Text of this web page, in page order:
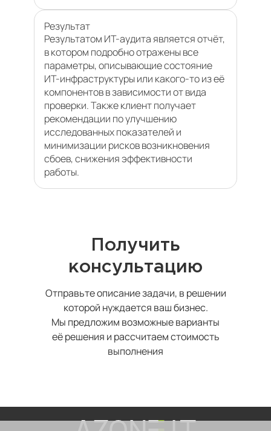
Результат
Результатом ИТ-аудита является отчёт,
в котором подробно отражены все
параметры, описывающие состояние
ИТ-инфраструктуры или какого-то из её
компонентов в зависимости от вида
проверки. Также клиент получает
рекомендации по улучшению
исследованных показателей и
минимизации рисков возникновения
сбоев, снижения эффективности
работы.
Получить
консультацию
Отправьте описание задачи, в решении
которой нуждается ваш бизнес.
Мы предложим возможные варианты
её решения и рассчитаем стоимость
выполнения